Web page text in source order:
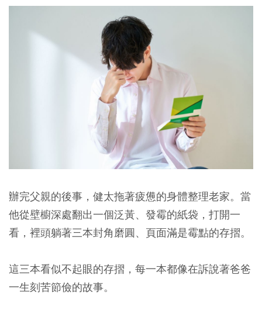
辦完父親的後事，健太拖著疲憊的身體整理老家。 當
他從壁櫥深處翻出一個泛黃、發霉的紙袋，打開一
看，裡頭躺著三本封角磨圓、頁面滿是霉點的存摺。
這三本看似不起眼的存摺，每一本都像在訴說著爸爸
一生刻苦節儉的故事。